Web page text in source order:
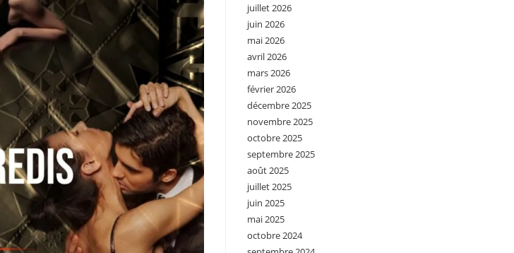
juillet 2026
juin 2026
mai 2026
avril 2026
mars 2026
février 2026
décembre 2025
novembre 2025
octobre 2025
septembre 2025
août 2025
juillet 2025
juin 2025
mai 2025
octobre 2024